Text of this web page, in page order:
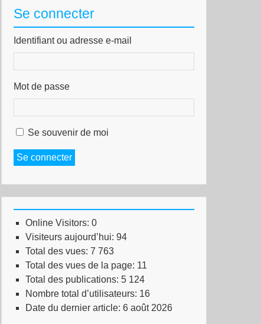
Se connecter
Identifiant ou adresse e-mail
Mot de passe
Se souvenir de moi
Se connecter
Online Visitors: 0
Visiteurs aujourd’hui: 94
Total des vues: 7 763
Total des vues de la page: 11
Total des publications: 5 124
Nombre total d’utilisateurs: 16
Date du dernier article: 6 août 2026